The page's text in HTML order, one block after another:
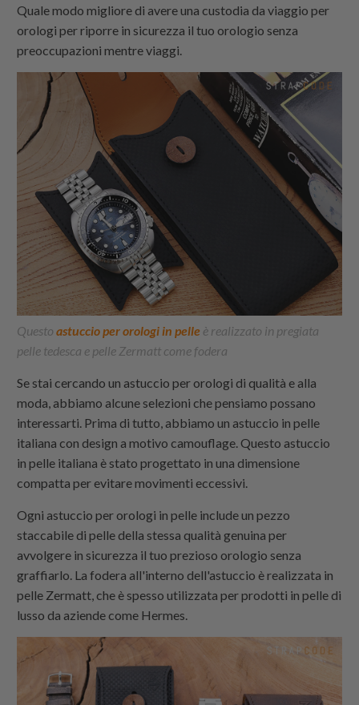
Quale modo migliore di avere una custodia da viaggio per
orologi per riporre in sicurezza il tuo orologio senza
preoccupazioni mentre viaggi.
Questoastuccio per orologi in pelle è realizzato in pregiata
pelle tedesca e pelle Zermatt come fodera
Se stai cercando un astuccio per orologi di qualità e alla
moda, abbiamo alcune selezioni che pensiamo possano
interessarti. Prima di tutto, abbiamo un astuccio in pelle
italiana con design a motivo camouflage. Questo astuccio
in pelle italiana è stato progettato in una dimensione
compatta per evitare movimenti eccessivi.
Ogni astuccio per orologi in pelle include un pezzo
staccabile di pelle della stessa qualità genuina per
avvolgere in sicurezza il tuo prezioso orologio senza
graffiarlo. La fodera all'interno dell'astuccio è realizzata in
pelle Zermatt, che è spesso utilizzata per prodotti in pelle di
lusso da aziende come Hermes.